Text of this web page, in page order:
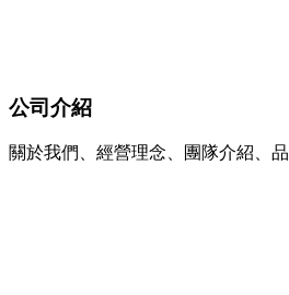
公司介紹
關於我們、經營理念、團隊介紹、